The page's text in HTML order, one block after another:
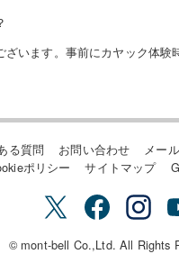
います。事前にカヤック体
る質問 お問い合わせ
メー
ポリシー
サイトマップ
© mont-bell Co.,Ltd. All Rights